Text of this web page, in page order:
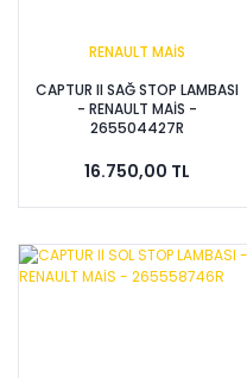
RENAULT MAİS
CAPTUR II SAĞ STOP LAMBASI
- RENAULT MAİS -
265504427R
16.750,00 TL